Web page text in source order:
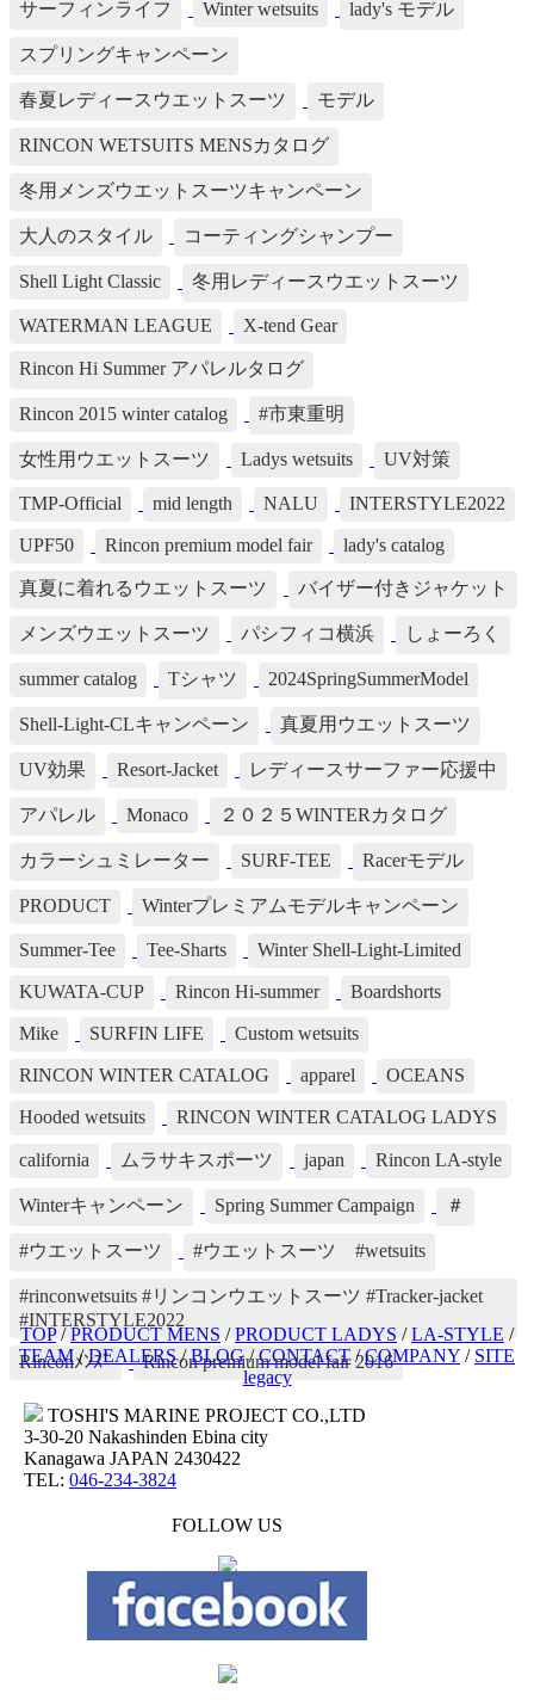
サーフィンライフ Winter wetsuits lady's モデル
スプリングキャンペーン
春夏レディースウエットスーツ モデル
RINCON WETSUITS MENSカタログ
冬用メンズウエットスーツキャンペーン
大人のスタイル コーティングシャンプー
Shell Light Classic 冬用レディースウエットスーツ
WATERMAN LEAGUE X-tend Gear
Rincon Hi Summer アパレルタログ
Rincon 2015 winter catalog #市東重明
女性用ウエットスーツ Ladys wetsuits UV対策
TMP-Official mid length NALU INTERSTYLE2022
UPF50 Rincon premium model fair lady's catalog
真夏に着れるウエットスーツ バイザー付きジャケット
メンズウエットスーツ パシフィコ横浜 しょーろく
summer catalog Tシャツ 2024SpringSummerModel
Shell-Light-CLキャンペーン 真夏用ウエットスーツ
UV効果 Resort-Jacket レディースサーファー応援中
アパレル Monaco ２０２５WINTERカタログ
カラーシュミレーター SURF-TEE Racerモデル
PRODUCT Winterプレミアムモデルキャンペーン
Summer-Tee Tee-Sharts Winter Shell-Light-Limited
KUWATA-CUP Rincon Hi-summer Boardshorts
Mike SURFIN LIFE Custom wetsuits
RINCON WINTER CATALOG apparel OCEANS
Hooded wetsuits RINCON WINTER CATALOG LADYS
california ムラサキスポーツ japan Rincon LA-style
Winterキャンペーン Spring Summer Campaign ＃
#ウエットスーツ #ウエットスーツ #wetsuits
#rinconwetsuits #リンコンウエットスーツ #Tracker-jacket
#INTERSTYLE2022
Rinconﾒﾝｽﾞ Rincon premium model fair 2016
TOP/PRODUCT MENS /PRODUCT LADYS /LA-STYLE /
TEAM/DEALERS/BLOG/CONTACT/COMPANY / SITE
legacy
TOSHI'S MARINE PROJECT CO.,LTD
3-30-20 Nakashinden Ebina city
Kanagawa JAPAN 2430422
TEL: 046-234-3824
FOLLOW US